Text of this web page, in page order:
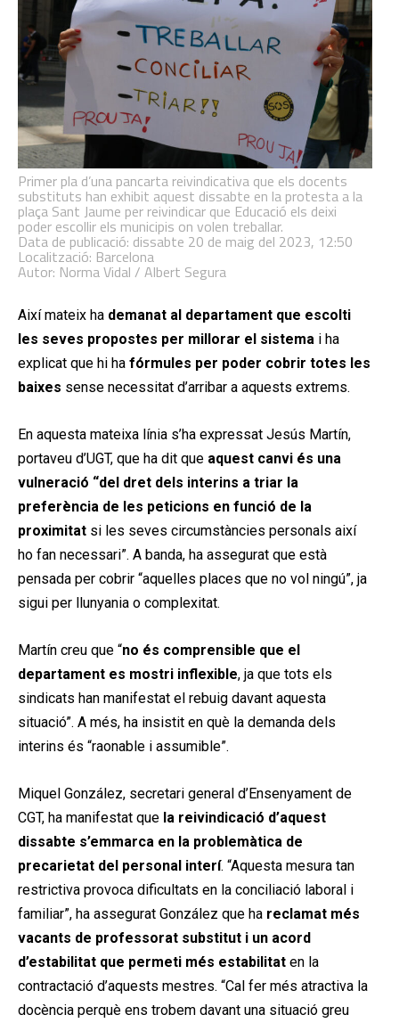
Primer pla d’una pancarta reivindicativa que els docents
substituts han exhibit aquest dissabte en la protesta a la
plaça Sant Jaume per reivindicar que Educació els deixi
poder escollir els municipis on volen treballar.
Data de publicació: dissabte 20 de maig del 2023, 12:50
Localització: Barcelona
Autor: Norma Vidal / Albert Segura
Així mateix ha demanat al departament que escolti
les seves propostes per millorar el sistema i ha
explicat que hi ha fórmules per poder cobrir totes les
baixes sense necessitat d’arribar a aquests extrems.
En aquesta mateixa línia s’ha expressat Jesús Martín,
portaveu d’UGT, que ha dit que aquest canvi és una
vulneració “del dret dels interins a triar la
preferència de les peticions en funció de la
proximitat si les seves circumstàncies personals així
ho fan necessari”. A banda, ha assegurat que està
pensada per cobrir “aquelles places que no vol ningú”, ja
sigui per llunyania o complexitat.
Martín creu que “no és comprensible que el
departament es mostri inflexible, ja que tots els
sindicats han manifestat el rebuig davant aquesta
situació”. A més, ha insistit en què la demanda dels
interins és “raonable i assumible”.
Miquel González, secretari general d’Ensenyament de
CGT, ha manifestat que la reivindicació d’aquest
dissabte s’emmarca en la problemàtica de
precarietat del personal interí. “Aquesta mesura tan
restrictiva provoca dificultats en la conciliació laboral i
familiar”, ha assegurat González que ha reclamat més
vacants de professorat substitut i un acord
d’estabilitat que permeti més estabilitat en la
contractació d’aquests mestres. “Cal fer més atractiva la
docència perquè ens trobem davant una situació greu